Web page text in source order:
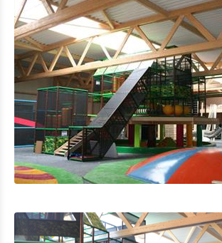
Eat & Sleep
Agenda
News